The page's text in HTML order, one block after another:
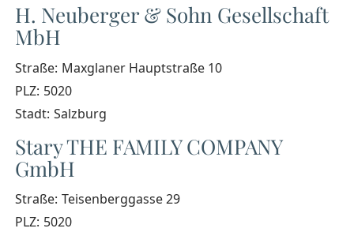
H. Neuberger & Sohn Gesellschaft
MbH
Straße: Maxglaner Hauptstraße 10
PLZ: 5020
Stadt: Salzburg
Stary THE FAMILY COMPANY
GmbH
Straße: Teisenberggasse 29
PLZ: 5020